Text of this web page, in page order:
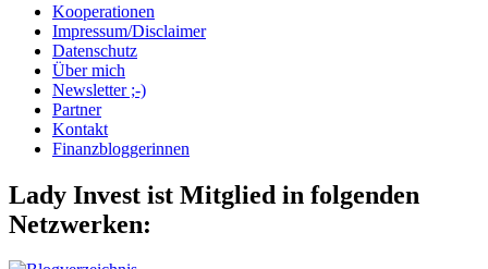
Kooperationen
Impressum/Disclaimer
Datenschutz
Über mich
Newsletter ;-)
Partner
Kontakt
Finanzbloggerinnen
Lady Invest ist Mitglied in folgenden
Netzwerken: